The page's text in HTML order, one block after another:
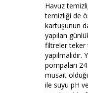
Havuz
temizliği de
kartuşunun
yapılan
filtreler teker
pompaları
müsait
ile suyu pH